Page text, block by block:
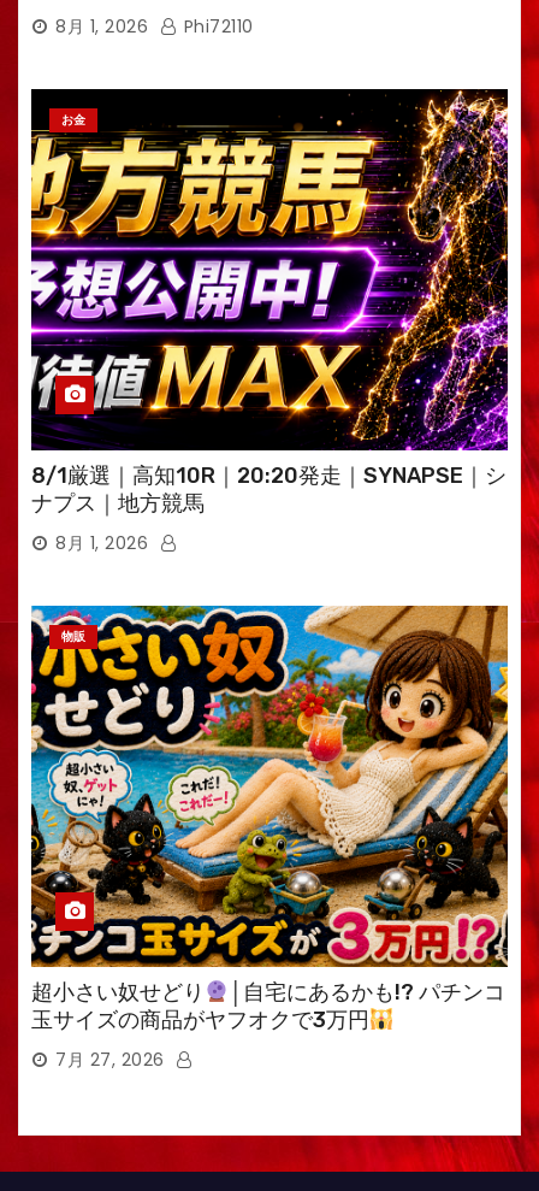
えるTV・高荷智也］
8月 1, 2026 Phi72110
お金
8/1厳選｜高知10R｜20:20発走｜SYNAPSE｜シ
ナプス｜地方競馬
8月 1, 2026
物販
超小さい奴せどり
│自宅にあるかも!? パチンコ
玉サイズの商品がヤフオクで3万円
7月 27, 2026